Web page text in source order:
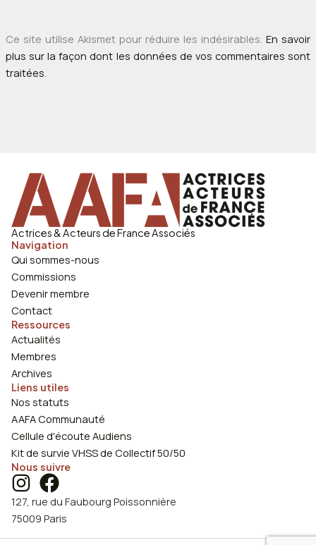
Ce site utilise Akismet pour réduire les indésirables.En savoir
plus sur la façon dont les données de vos commentaires sont
traitées
Actrices & Acteurs de France Associés
Navigation
Qui sommes-nous
Commissions
Devenir membre
Contact
Ressources
Actualités
Membres
Archives
Liens utiles
Nos statuts
AAFA Communauté
Cellule d'écoute Audiens
Kit de survie VHSS de Collectif 50/50
Nous suivre
127, rue du Faubourg Poissonnière
75009 Paris